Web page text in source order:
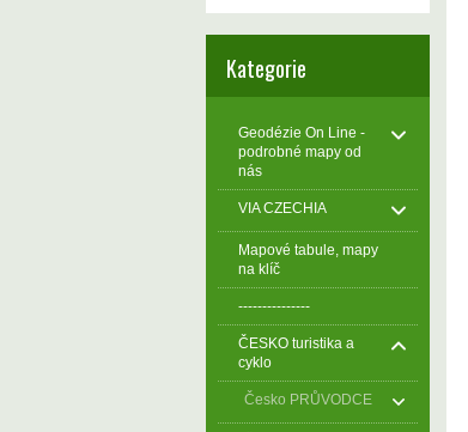
Kategorie
Geodézie On Line -
podrobné mapy od
nás
VIA CZECHIA
Mapové tabule, mapy
na klíč
---------------
ČESKO turistika a
cyklo
Česko PRŮVODCE